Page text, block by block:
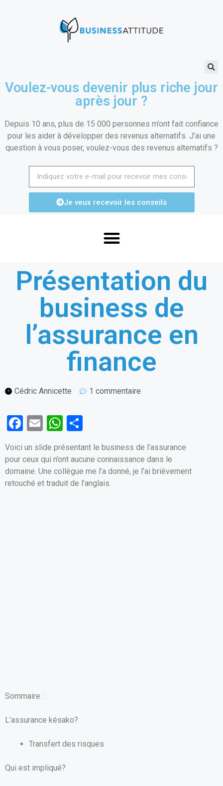
Voulez-vous devenir plus riche jour
après jour ?
Depuis 10 ans, plus de 15 000 personnes m’ont fait confiance
pour les aider à développer des revenus alternatifs. J’ai une
question à vous poser, voulez-vous des revenus alternatifs ?
Je veux recevoir les conseils
Présentation du
business de
l’assurance en
finance
Cédric Annicette 1 commentaire
F
ce
b
o
E
m
ail
W
h
at
s
A
ar
ta
g
er
Voici un slide présentant le business de l’assurance
pour ceux qui n’ont aucune connaissance dans le
domaine. Une collègue me l’a donné, je l’ai brièvement
retouché et traduit de l’anglais.
Sommaire :
L’assurance késako?
Transfert des risques
Qui est impliqué?